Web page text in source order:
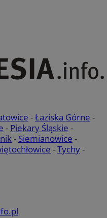
-Łaziska Górne -
- Piekary Śląskie -
- Siemianowice -
-Tychy-